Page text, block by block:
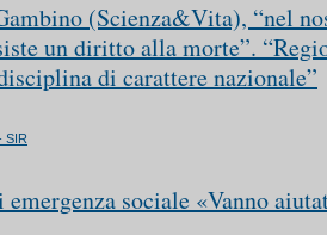
(Scienza&Vita), “nel
un diritto alla morte”.
di carattere nazionale”
SIR
sociale «Vanno